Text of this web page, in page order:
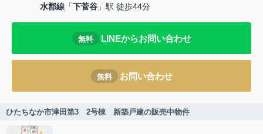
水郡線 「下菅谷 」駅 徒歩44分
無料 LINEからお問い合わせ
無料 お問い合わせ
ひたちなか市津田第3 2号棟 新築戸建の販売中物件